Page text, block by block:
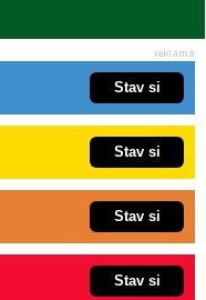
Stav si
Stav si
Stav si
Stav si